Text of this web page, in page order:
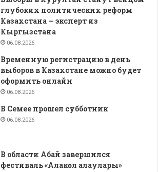
глубоких политических реформ
Казахстана — эксперт из
Кыргызстана
06.08.2026
Временную регистрацию в день
выборов в Казахстане можно будет
оформить онлайн
06.08.2026
В Семее прошел субботник
06.08.2026
В области Абай завершился
фестиваль «Алакөл алаулары»